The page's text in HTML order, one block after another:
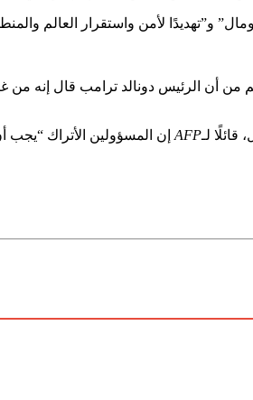
و”تهديدًا لأمن واستقرار العالم
من أن الرئيس دونالد ترامب قال
لـAFP إن المسؤولين الأتراك “يجب